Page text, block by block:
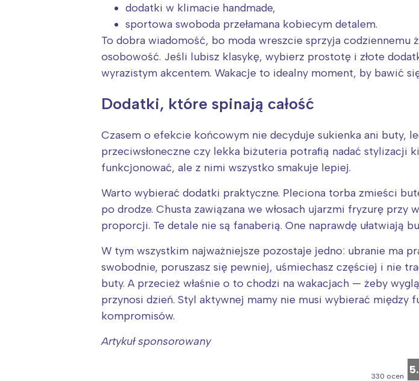
dodatki w klimacie handmade,
sportowa swoboda przełamana kobiecym detalem.
To dobra wiadomość, bo moda wreszcie sprzyja
osobowość. Jeśli lubisz klasykę, wybierz prostotę i złote
wyrazistym akcentem. Wakacje to idealny moment, by bawić
Dodatki, które spinają całość
Czasem o efekcie końcowym nie decyduje sukienka ani buty,
przeciwsłoneczne czy lekka biżuteria potrafią nadać stylizacji
funkcjonować, ale z nimi wszystko smakuje lepiej.
Warto wybierać dodatki praktyczne. Pleciona torba zmieści
po drodze. Chusta zawiązana we włosach ujarzmi fryzurę
proporcji. Te detale nie są fanaberią. One naprawdę ułatwiają
W tym wszystkim najważniejsze pozostaje jedno: ubranie ma
swobodnie, poruszasz się pewniej, uśmiechasz częściej i nie
buty. A przecież właśnie o to chodzi na wakacjach — żeby
przynosi dzień. Styl aktywnej mamy nie musi wybierać między
kompromisów.
Artykuł sponsorowany
330 ocen